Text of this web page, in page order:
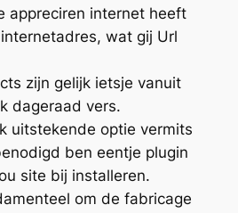
appreciren internet heeft
wat gij Url
zijn gelijk ietsje vanuit
dageraad vers.
uitstekende optie vermits
ben eentje plugin
site bij installeren.
om de fabricage